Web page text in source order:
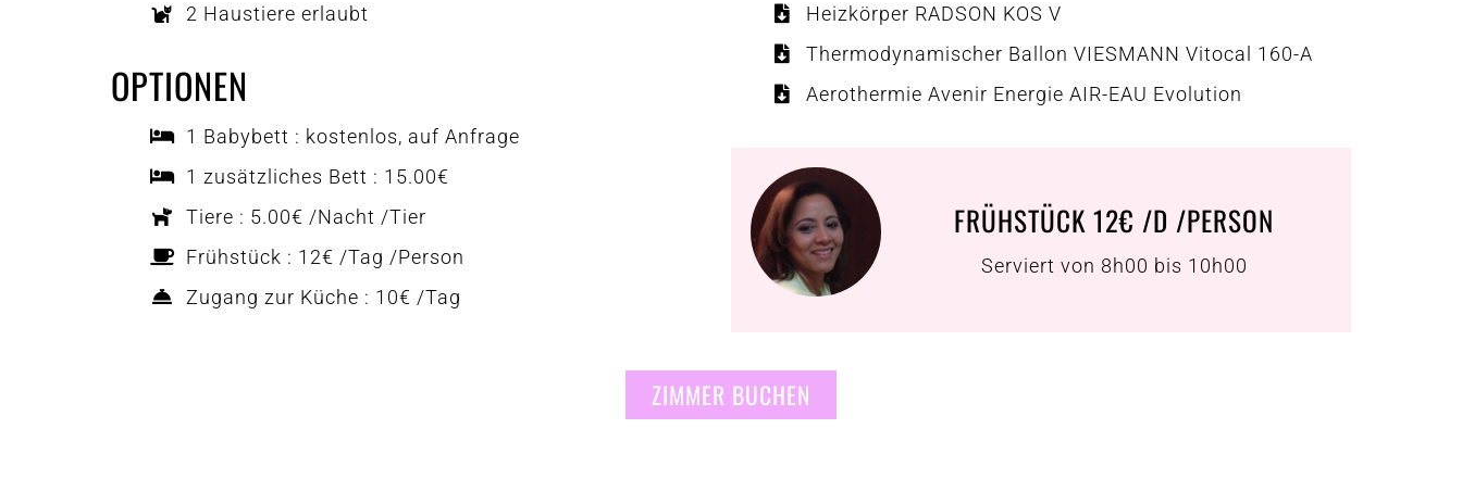
2 Haustiere erlaubt
OPTIONEN
1 Babybett : kostenlos, auf Anfrage
1 zusätzliches Bett : 15.00€
Tiere : 5.00€ /Nacht /Tier
Frühstück : 12€ /Tag /Person
Zugang zur Küche : 10€ /Tag
Heizkörper RADSON KOS V
Thermodynamischer Ballon VIESMANN Vitocal 160-A
Aerothermie Avenir Energie AIR-EAU Evolution
FRÜHSTÜCK 12€ /D /PERSON
Serviert von 8h00 bis 10h00
ZIMMER BUCHEN